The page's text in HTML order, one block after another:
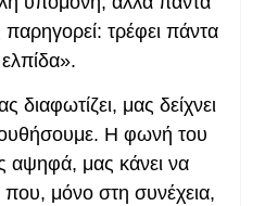
τρέφει πάντα
μας δείχνει
Η φωνή του
αψηφά, μας κάνει να
μόνο στη συνέχεια,